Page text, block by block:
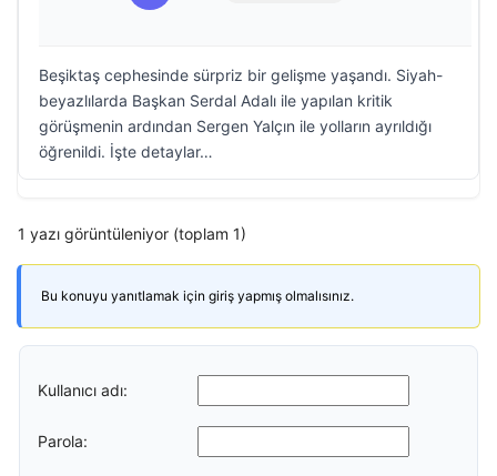
Beşiktaş cephesinde sürpriz bir gelişme yaşandı. Siyah-
beyazlılarda Başkan Serdal Adalı ile yapılan kritik
görüşmenin ardından Sergen Yalçın ile yolların ayrıldığı
öğrenildi. İşte detaylar…
1 yazı görüntüleniyor (toplam 1)
Bu konuyu yanıtlamak için giriş yapmış olmalısınız.
Kullanıcı adı:
Parola: